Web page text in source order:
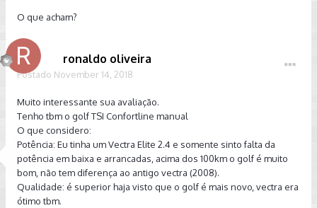
O que acham?
ronaldo oliveira
Postado November 14, 2018
Muito interessante sua avaliação.
Tenho tbm o golf TSI Confortline manual
O que considero:
Potência: Eu tinha um Vectra Elite 2.4 e somente sinto falta da
potência em baixa e arrancadas, acima dos 100km o golf é muito
bom, não tem diferença ao antigo vectra (2008).
Qualidade: é superior haja visto que o golf é mais novo, vectra era
ótimo tbm.